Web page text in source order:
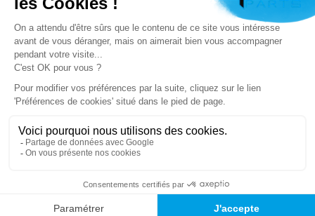
03.85.32.96.74
© 2026 -KPX PARTS- SITE CRÉÉ PARLET'S CLIC
TROUVEZ LA BONNE PIÈCE RAPIDEMENT
03.85.32.96.74